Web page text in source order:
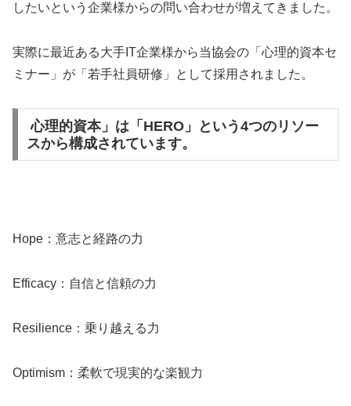
したいという企業様からの問い合わせが増えてきました。
実際に最近ある大手IT企業様から当協会の「心理的資本セ
ミナー」が「若手社員研修」として採用されました。
心理的資本」は「HERO」という4つのリソー
スから構成されています。
Hope：意志と経路の力
Efficacy：自信と信頼の力
Resilience：乗り越える力
Optimism：柔軟で現実的な楽観力